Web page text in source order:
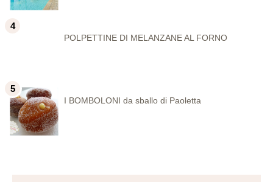
POLPETTINE DI MELANZANE AL FORNO
I BOMBOLONI da sballo di Paoletta